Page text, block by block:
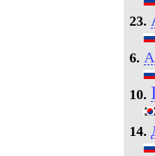
23.
6.
10.
14.